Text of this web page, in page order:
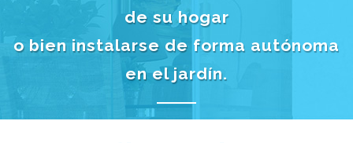
de su hogar
o bien instalarse de forma autónoma
en el jardín.